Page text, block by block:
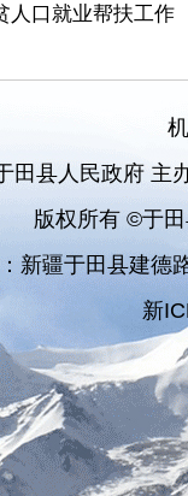
人口就业帮扶工作
田县人民政府 主
版权所有 ©于
新疆于田县建德
新